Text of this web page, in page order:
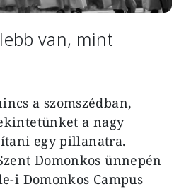
van, mint
a szomszédban,
a nagy
egy pillanatra.
Domonkos ünnepén
i Domonkos Campus